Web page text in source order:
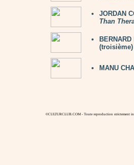
JORDAN
Than
MANU
©CULTURCLUB.COM - Toute reproduction strictement